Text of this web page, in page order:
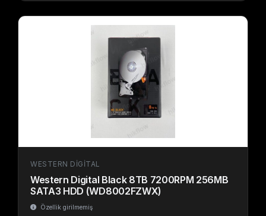
WESTERN DIGITAL
Western Digital Black 8TB 7200RPM 256MB
SATA3 HDD (WD8002FZWX)
Özellik girilmemiş